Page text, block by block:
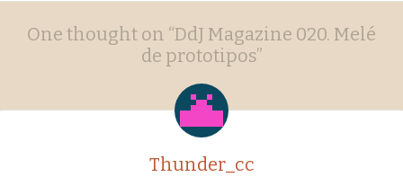
Post
navigation
One thought on “DdJ Magazine 020. Melé
de prototipos”
Thunder_cc